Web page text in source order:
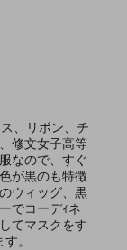
、リボン、チ
修文女子高等
なので、すぐ
が黒のも特徴
ウィッグ、黒
でコーデｨネ
てマスクをす
。